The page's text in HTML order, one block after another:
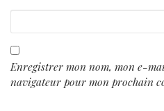
Enregistrer mon nom, mon e-
navigateur pour mon prochain